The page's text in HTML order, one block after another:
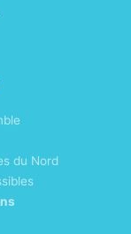
du Nord